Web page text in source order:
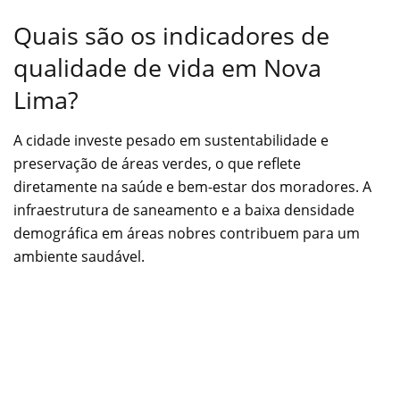
Quais são os indicadores de
qualidade de vida em Nova
Lima?
A cidade investe pesado em sustentabilidade e
preservação de áreas verdes, o que reflete
diretamente na saúde e bem-estar dos moradores. A
infraestrutura de saneamento e a baixa densidade
demográfica em áreas nobres contribuem para um
ambiente saudável.